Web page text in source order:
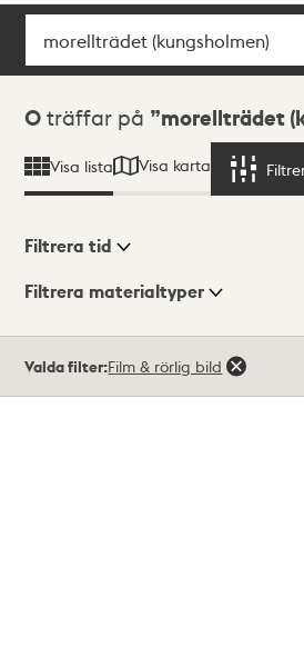
Sök
Sökresultat
0 träffar på morellträdet
Visa lista Visa karta
Visningsläge
Filtrera tid
Filtrera materialtyper
träffar
Valda filter:Film & rörlig bild